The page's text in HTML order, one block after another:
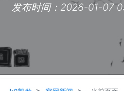
发布时间：2026-01-07